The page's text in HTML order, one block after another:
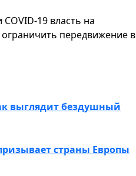
19 власть на
передвижение в
выглядит бездушный
страны Европы